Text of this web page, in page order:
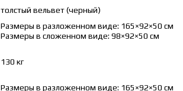
толстый вельвет (черный)
Размеры в разложенном виде: 165×92×50 см
Размеры в сложенном виде: 98×92×50 см
130 кг
Размеры в разложенном виде: 165×92×50 см